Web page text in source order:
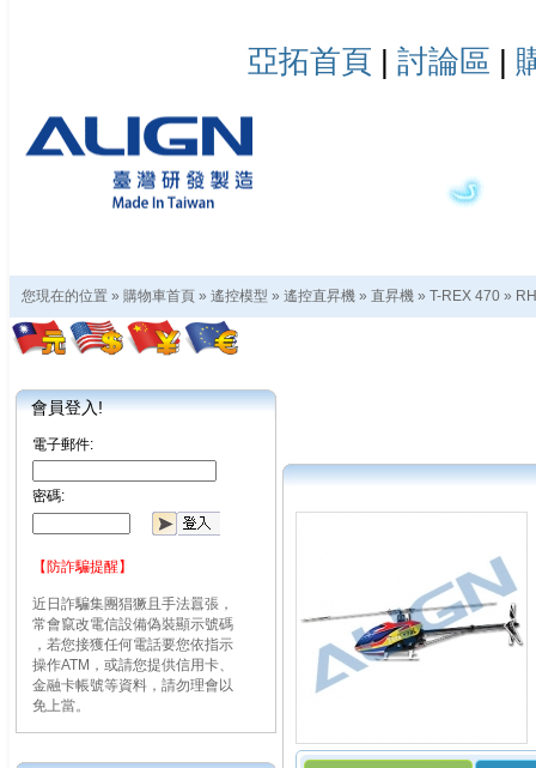
亞拓首頁 | 討論區 |
您現在的位置 » 購物車首頁 » 遙控模型 » 遙控直昇機 » 直昇機 » T-REX 470 »
會員登入!
電子郵件:
密碼:
【防詐騙提醒】
近日詐騙集團猖獗且手法囂張，
常會竄改電信設備偽裝顯示號碼
，若您接獲任何電話要您依指示
操作ATM，或請您提供信用卡、
金融卡帳號等資料，請勿理會以
免上當。